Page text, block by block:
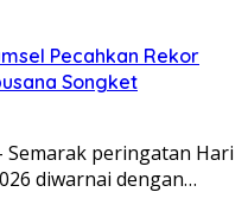
Pecahkan Rekor
Songket
Semarak peringatan Hari
diwarnai dengan…